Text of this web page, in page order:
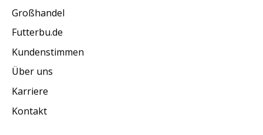
Großhandel
Futterbu.de
Kundenstimmen
Über uns
Karriere
Kontakt